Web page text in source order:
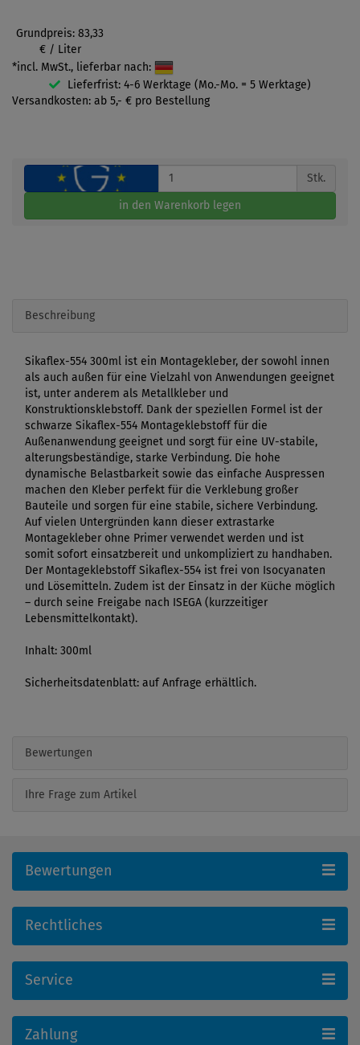
Grundpreis: 83,33
€ / Liter
*incl. MwSt., lieferbar nach:
Lieferfrist: 4-6 Werktage (Mo.-Mo. = 5 Werktage)
Versandkosten: ab 5,- € pro Bestellung
Stk.
in den Warenkorb legen
Beschreibung
Sikaflex-554 300ml ist ein Montagekleber, der sowohl innen
als auch außen für eine Vielzahl von Anwendungen geeignet
ist, unter anderem als Metallkleber und
Konstruktionsklebstoff. Dank der speziellen Formel ist der
schwarze Sikaflex-554 Montageklebstoff für die
Außenanwendung geeignet und sorgt für eine UV-stabile,
alterungsbeständige, starke Verbindung. Die hohe
dynamische Belastbarkeit sowie das einfache Auspressen
machen den Kleber perfekt für die Verklebung großer
Bauteile und sorgen für eine stabile, sichere Verbindung.
Auf vielen Untergründen kann dieser extrastarke
Montagekleber ohne Primer verwendet werden und ist
somit sofort einsatzbereit und unkompliziert zu handhaben.
Der Montageklebstoff Sikaflex-554 ist frei von Isocyanaten
und Lösemitteln. Zudem ist der Einsatz in der Küche möglich
– durch seine Freigabe nach ISEGA (kurzzeitiger
Lebensmittelkontakt).
Inhalt: 300ml
Sicherheitsdatenblatt: auf Anfrage erhältlich.
Bewertungen
Ihre Frage zum Artikel
Bewertungen
Rechtliches
Service
Zahlung